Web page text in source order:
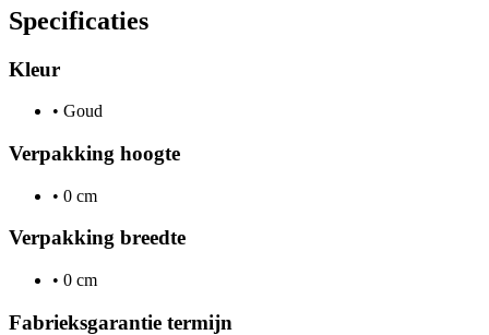
Specificaties
Kleur
• Goud
Verpakking hoogte
• 0 cm
Verpakking breedte
• 0 cm
Fabrieksgarantie termijn